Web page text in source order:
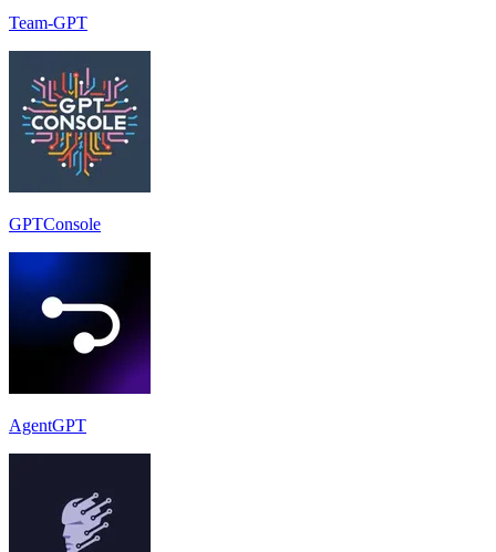
Team-GPT
GPTConsole
AgentGPT